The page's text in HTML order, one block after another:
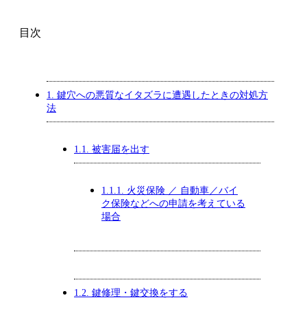
目次
1.
鍵穴への悪質なイタズラに遭遇したときの対処方
法
1.1. 被害届を出す
1.1.1.
火災保険 ／ 自動車／バイ
ク保険などへの申請を考えている
場合
1.2. 鍵修理・鍵交換をする